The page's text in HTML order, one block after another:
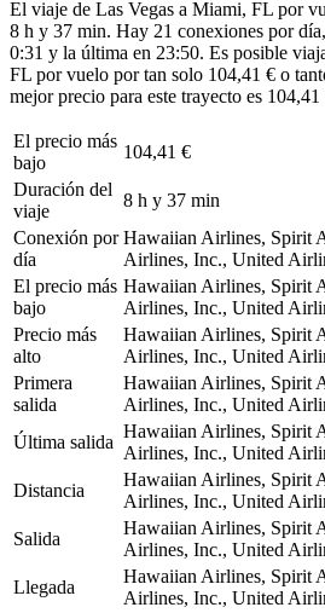
El viaje de Las Vegas a Miami, FL por
8 h y 37 min. Hay 21 conexiones por
0:31 y la última en 23:50. Es posible
FL por vuelo por tan solo 104,41 € o
mejor precio para este trayecto es 104,41
El precio más
bajo
104,41 €
Duración del
viaje
8 h y 37 min
Conexión por
día
Hawaiian Airlines, Spirit
Airlines, Inc., United
El precio más
bajo
Hawaiian Airlines, Spirit
Airlines, Inc., United
Precio más
alto
Hawaiian Airlines, Spirit
Airlines, Inc., United
Primera
salida
Hawaiian Airlines, Spirit
Airlines, Inc., United
Última salida
Hawaiian Airlines, Spirit
Airlines, Inc., United
Distancia
Hawaiian Airlines, Spirit
Airlines, Inc., United
Salida
Hawaiian Airlines, Spirit
Airlines, Inc., United
Llegada
Hawaiian Airlines, Spirit
Airlines, Inc., United